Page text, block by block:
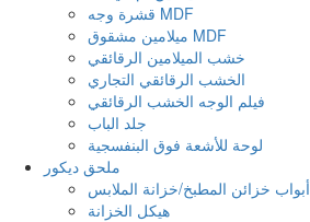
قشرة وجه MDF
ميلامين مشقوق MDF
خشب الميلامين الرقائقي
الخشب الرقائقي التجاري
فيلم الوجه الخشب الرقائقي
جلد الباب
لوحة للأشعة فوق البنفسجية
ملحق ديكور
أبواب خزائن المطبخ/خزانة الملابس
هيكل الخزانة